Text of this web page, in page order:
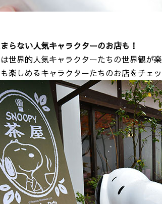
らない人気キャラクターのお店も！
は世界的人気キャラクターたちの世界観
楽しめるキャラクターたちのお店をチェ